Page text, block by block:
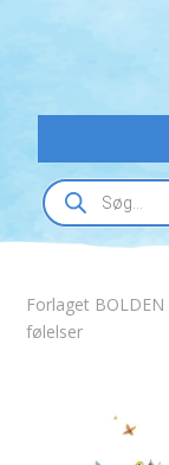
Products
search
Forlaget BOLDEN
følelser